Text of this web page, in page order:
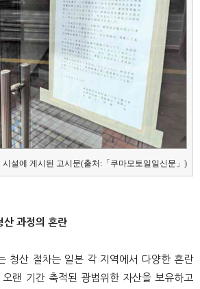
설에 게시된 고시문(출처:「쿠마모토일일신문」)
산 과정의 혼란
청산 절차는 일본 각 지역에서 다양한 혼란
랜 기간 축적된 광범위한 자산을 보유하고